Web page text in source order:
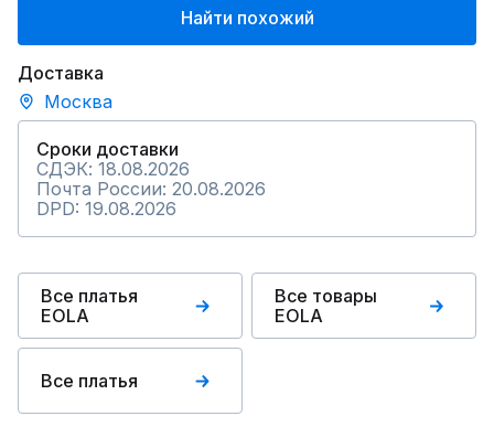
Найти похожий
Доставка
Москва
Сроки доставки
СДЭК: 18.08.2026
Почта России: 20.08.2026
DPD: 19.08.2026
Все платья
EOLA
Все товары
EOLA
Все платья